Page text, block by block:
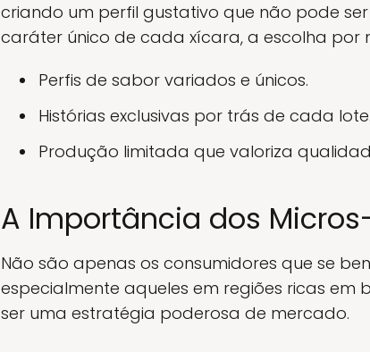
criando um perfil gustativo que não pode
caráter único de cada xícara, a escolha por
Perfis de sabor variados e únicos.
Histórias exclusivas por trás de cada lote.
Produção limitada que valoriza
A Importância dos
Não são apenas os consumidores que se
especialmente aqueles em regiões ricas
ser uma estratégia poderosa de mercado.